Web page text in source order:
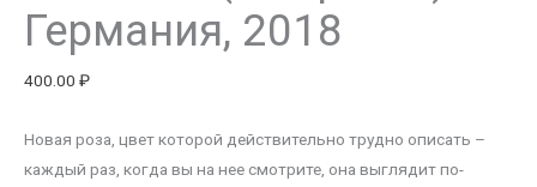
Германия, 2018
400.00 ₽
Новая роза, цвет которой действительно трудно описать –
каждый раз, когда вы на нее смотрите, она выглядит по-
Германия,